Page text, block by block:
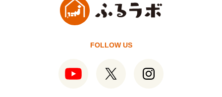
FOLLOW US